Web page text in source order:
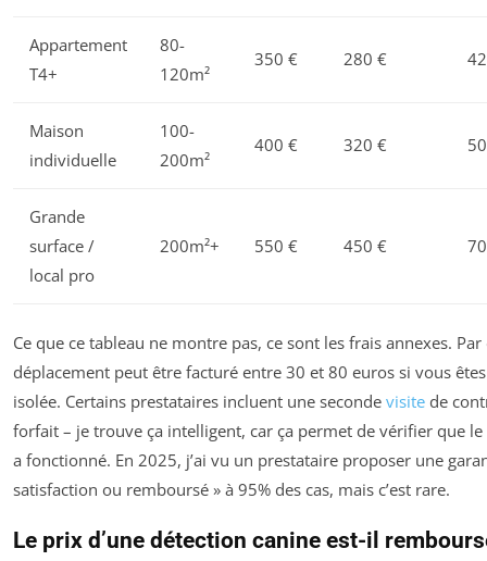
Appartement
T4+
80-
120m²
350 € 280 €
Maison
individuelle
100-
200m²
400 € 320 €
Grande
surface /
local pro
200m²+ 550 € 450 €
Ce que ce tableau ne montre pas, ce sont les frais annexes.
déplacement peut être facturé entre 30 et 80 euros si vous
isolée. Certains prestataires incluent une seconde visite de
forfait – je trouve ça intelligent, car ça permet de vérifier que
a fonctionné. En 2025, j’ai vu un prestataire proposer une
satisfaction ou remboursé » à 95% des cas, mais c’est rare.
Le prix d’une détection canine est-il